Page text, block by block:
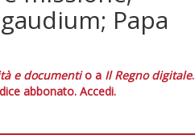
Papa
e documentio a Il Regno digitale.
abbonato. Accedi.